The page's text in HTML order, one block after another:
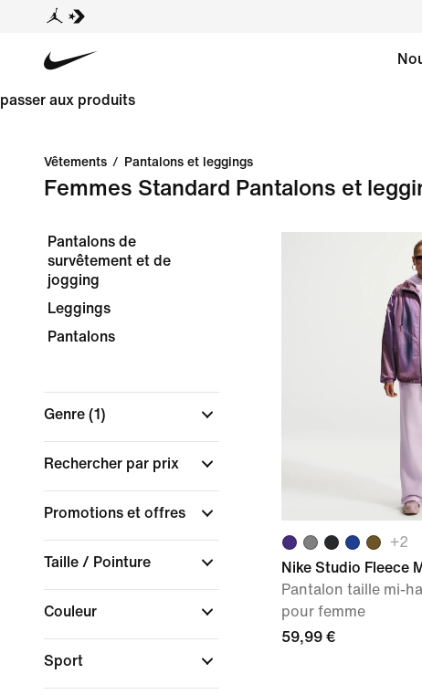
passer aux produits
Vêtements / Pantalons et leggings
Femmes Standard Pantalons et
Pantalons de
survêtement et de
jogging
Leggings
Pantalons
Genre (1)
Rechercher par prix
Promotions et offres
Taille / Pointure
Couleur
Sport
+2
Nike Studio Fleece
Pantalon taille mi-
pour femme
59,99 €